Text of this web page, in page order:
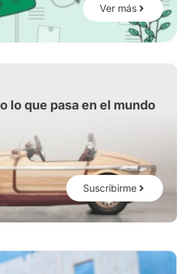
Ver más
lo que pasa en el mundo
Suscribirme